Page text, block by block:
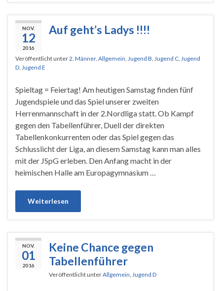
NOV.
12
2016
Auf geht’s Ladys !!!!
Veröffentlicht unter2. Männer, Allgemein Jugend B Jugend C Jugend
D Jugend E
Spieltag = Feiertag! Am heutigen Samstag finden fünf
Jugendspiele und das Spiel unserer zweiten
Herrenmannschaft in der 2.Nordliga statt. Ob Kampf
gegen den Tabellenführer, Duell der direkten
Tabellenkonkurrenten oder das Spiel gegen das
Schlusslicht der Liga, an diesem Samstag kann man alles
mit der JSpG erleben. Den Anfang macht in der
heimischen Halle am Europagymnasium …
Weiterlesen
NOV.
01
2016
Keine Chance gegen
Tabellenführer
Veröffentlicht unterAllgemein Jugend D